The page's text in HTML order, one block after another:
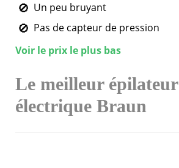
Un peu bruyant
Pas de capteur de pression
Voir le prix le plus bas
Le meilleur épilateur
électrique Braun